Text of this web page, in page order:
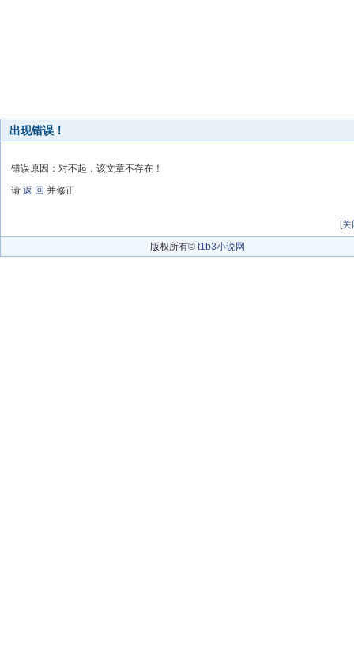
出现错误！
错误原因：对不起，该文章不存在！
请 返 回 并修正
[关
版权所有© t1b3小说网